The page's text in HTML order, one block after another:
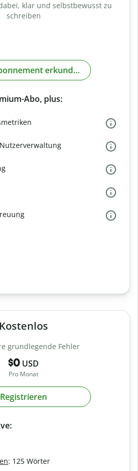
klar und selbstbewusst zu
schreiben
erkunden
Abo, plus:
Kostenlos
grundlegende Fehler
$0 USD
Pro Monat
Registrieren
: 125 Wörter